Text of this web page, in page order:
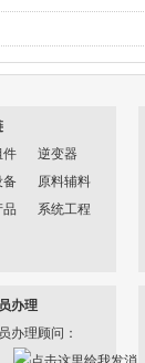
件
逆变器
备
原料辅料
品
系统工程
办理
办理顾问：